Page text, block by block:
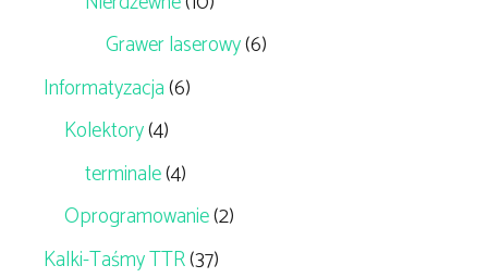
Grawer laserowy(6)
Informatyzacja(6)
Kolektory(4)
terminale(4)
Oprogramowanie(2)
Kalki-Taśmy TTR(37)